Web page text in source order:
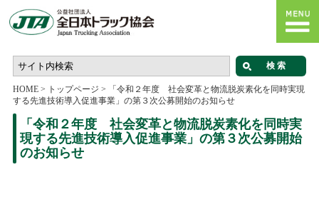
HOME> トップページ >
「令和２年度 社会変革と物流脱炭素化を同時実現
する先進技術導入促進事業」の第３次公募開始のお知らせ
「令和２年度 社会変革と物流脱炭素化を同時実
現する先進技術導入促進事業」の第３次公募開始
のお知らせ